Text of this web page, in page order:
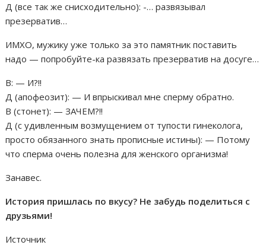
Д (все так же снисходительно): -… развязывал
презерватив…
ИМХО, мужику уже только за это памятник поставить
надо — попробуйте-ка развязать презерватив на досуге…
В: — И?!!
Д (апофеозит): — И впрыскивал мне сперму обратно.
В (стонет): — ЗАЧЕМ?!!
Д (с удивленным возмущением от тупости гинеколога,
просто обязанного знать прописные истины): — Потому
что сперма очень полезна для женского организма!
Занавес.
История пришлась по вкусу? Не забудь поделиться с
друзьями!
Источник